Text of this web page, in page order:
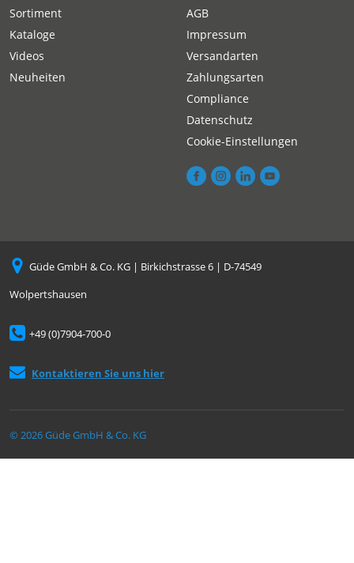
Sortiment
Kataloge
Videos
Neuheiten
AGB
Impressum
Versandarten
Zahlungsarten
Compliance
Datenschutz
Cookie-Einstellungen
Güde GmbH & Co. KG | Birkichstrasse 6 | D-74549
Wolpertshausen
+49 (0)7904-700-0
Kontaktieren Sie uns hier
© 2026 Güde GmbH & Co. KG